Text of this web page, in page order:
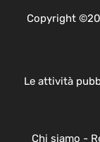
Copyright
Le attività
Chi siamo -